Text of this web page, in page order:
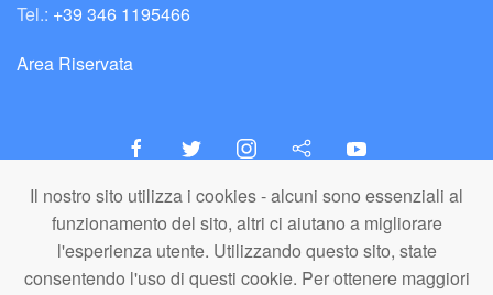
Il nostro sito utilizza i cookies - alcuni sono essenziali al
funzionamento del sito, altri ci aiutano a migliorare
l'esperienza utente. Utilizzando questo sito, state
consentendo l'uso di questi cookie. Per ottenere maggiori
Tel.: +39 346 1195466
Area Riservata
italiaNATURISTA
Editore e Redazione
A.N.ITA. Associazione Naturista Italiana (APS)
C.F. 80203710159